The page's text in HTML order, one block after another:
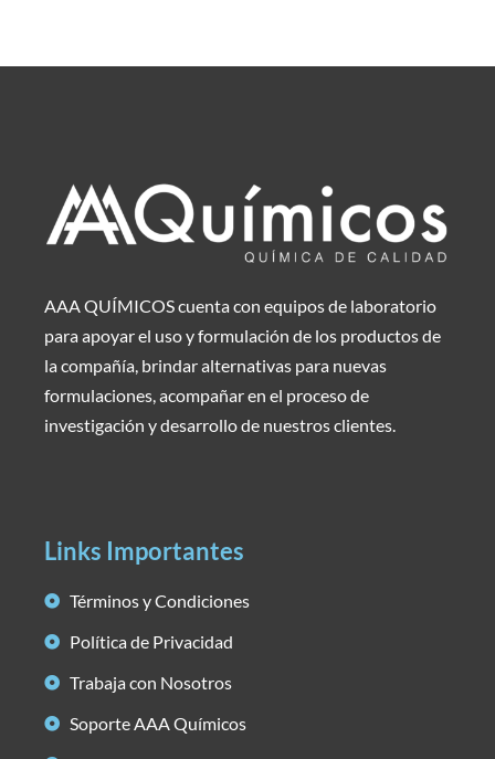
AAA QUÍMICOS cuenta con equipos de laboratorio
para apoyar el uso y formulación de los productos de
la compañía, brindar alternativas para nuevas
formulaciones, acompañar en el proceso de
investigación y desarrollo de nuestros clientes.
Links Importantes
Términos y Condiciones
Política de Privacidad
Trabaja con Nosotros
Soporte AAA Químicos